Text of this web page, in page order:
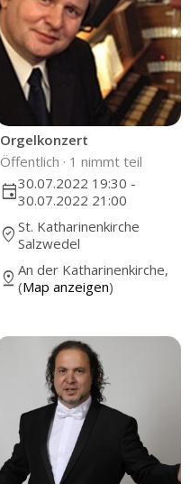
Orgelkonzert
Öffentlich · 1 nimmt teil
event30.07.2022 19:30 -
30.07.2022 21:00
where_to_vote St. Katharinenkirche
Salzwedel
pin_drop An der Katharinenkirche,
(Map anzeigen)